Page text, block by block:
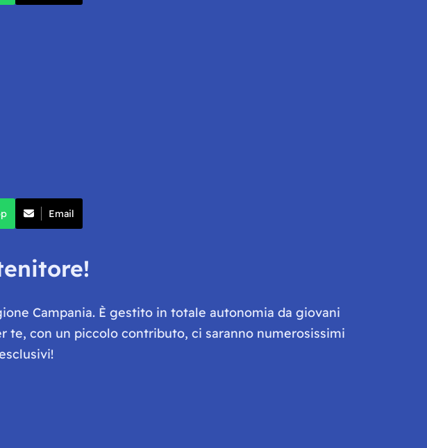
Email
Campania. È gestito in totale autonomia da giovani
con un piccolo contributo, ci saranno numerosissimi